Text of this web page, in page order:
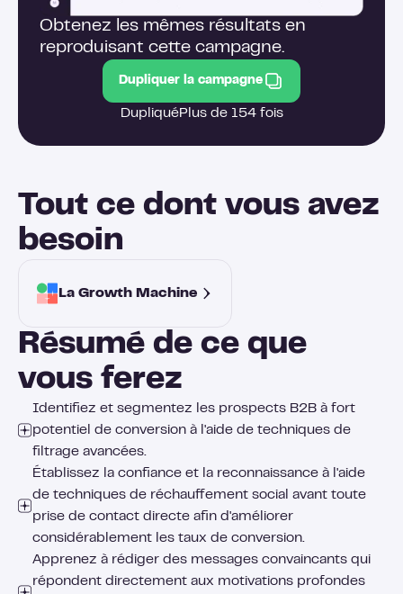
Obtenez les mêmes résultats en
reproduisant cette campagne.
Dupliquer la campagne
DupliquéPlus de 154 fois
Tout ce dont vous avez
besoin
La Growth Machine
Résumé de ce que
vous ferez
Identifiez et segmentez les prospects B2B à fort
potentiel de conversion à l'aide de techniques de
filtrage avancées.
Établissez la confiance et la reconnaissance à l'aide
de techniques de réchauffement social avant toute
prise de contact directe afin d'améliorer
considérablement les taux de conversion.
Apprenez à rédiger des messages convaincants qui
répondent directement aux motivations profondes